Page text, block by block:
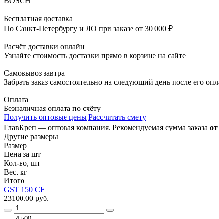
Бесплатная доставка
По Санкт-Петербургу и ЛО при заказе от 30 000 ₽
Расчёт доставки онлайн
Узнайте стоимость доставки прямо в корзине на сайте
Самовывоз завтра
Забрать заказ самостоятельно на следующий день после его
Оплата
Безналичная оплата по счёту
Получить оптовые цены Рассчитать смету
ГлавКреп — оптовая компания. Рекомендуемая сумма заказа
Другие размеры
Размер
Цена за шт
Кол-во, шт
Вес, кг
Итого
GST 150 CE
23100.00 руб.